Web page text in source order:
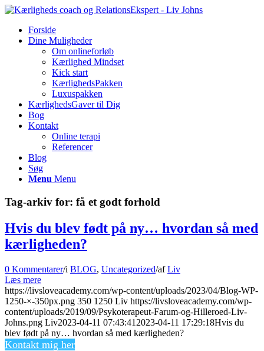
Forside
Dine Muligheder
Om onlineforløb
Kærlighed Mindset
Kick start
KærlighedsPakken
Luxuspakken
KærlighedsGaver til Dig
Bog
Kontakt
Online terapi
Referencer
Blog
Søg
Menu Menu
Tag-arkiv for: få et godt forhold
Hvis du blev født på ny… hvordan så med
kærligheden?
0 Kommentarer/i BLOG, Uncategorized/afLiv
Læs mere
https://livsloveacademy.com/wp-content/uploads/2023/04/Blog-WP-
1250-×-350px.png 350 1250 Liv https://livsloveacademy.com/wp-
content/uploads/2019/09/Psykoterapeut-Farum-og-Hilleroed-Liv-
Johns.png Liv2023-04-11 07:43:41 2023-04-11 17:29:18Hvis du
blev født på ny… hvordan så med kærligheden?
Kontakt mig her